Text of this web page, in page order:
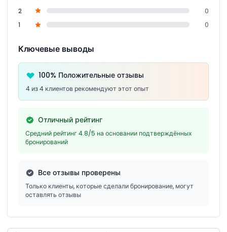
2
0
1
0
Ключевые выводы
100% Положительные отзывы
4 из 4 клиентов рекомендуют этот опыт
Отличный рейтинг
Средний рейтинг 4.8/5 на основании подтверждённых
бронирований
Все отзывы проверены
Только клиенты, которые сделали бронирование, могут
оставлять отзывы